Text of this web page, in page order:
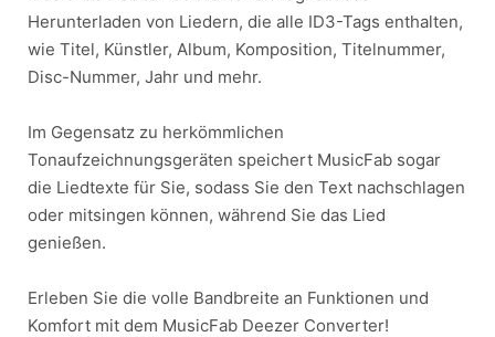
Herunterladen von Liedern, die alle ID3-Tags enthalten,
wie Titel, Künstler, Album, Komposition, Titelnummer,
Disc-Nummer, Jahr und mehr.
Im Gegensatz zu herkömmlichen
Tonaufzeichnungsgeräten speichert MusicFab sogar
die Liedtexte für Sie, sodass Sie den Text nachschlagen
oder mitsingen können, während Sie das Lied
genießen.
Erleben Sie die volle Bandbreite an Funktionen und
Komfort mit dem MusicFab Deezer Converter!